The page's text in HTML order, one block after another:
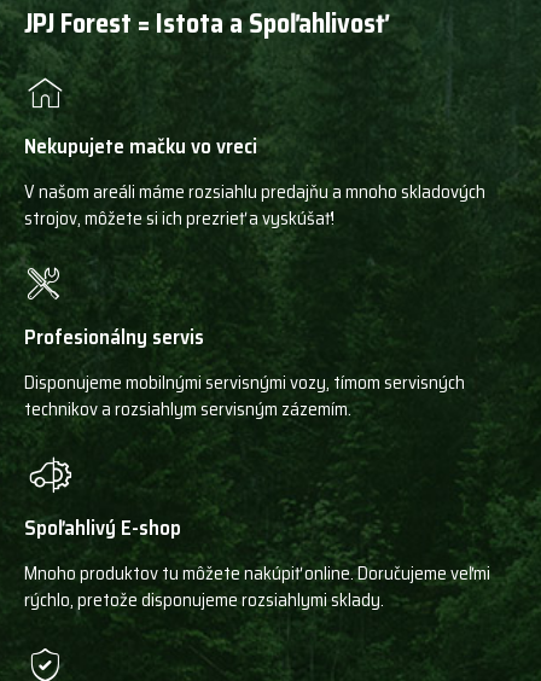
JPJ Forest = Istota a Spoľahlivosť
Nekupujete mačku vo vreci
V našom areáli máme rozsiahlu predajňu a mnoho skladových
strojov, môžete si ich prezrieť a vyskúšať!
Profesionálny servis
Disponujeme mobilnými servisnými vozy, tímom servisných
technikov a rozsiahlym servisným zázemím.
Spoľahlivý E-shop
Mnoho produktov tu môžete nakúpiť online. Doručujeme veľmi
rýchlo, pretože disponujeme rozsiahlymi sklady.